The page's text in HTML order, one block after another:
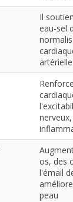
Il
eau-sel
artérielle
os, des
l'émail
peau